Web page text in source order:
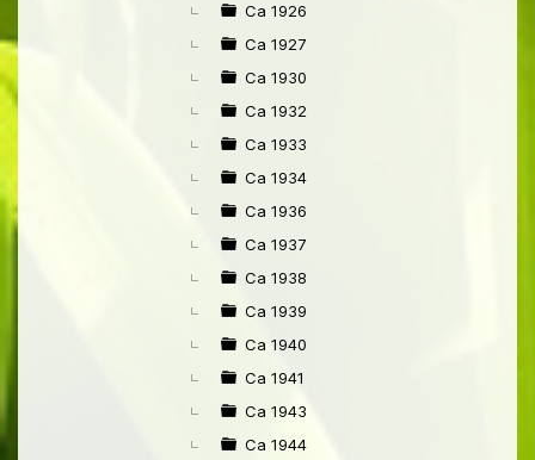
Ca 1926
Ca 1927
Ca 1930
Ca 1932
Ca 1933
Ca 1934
Ca 1936
Ca 1937
Ca 1938
Ca 1939
Ca 1940
Ca 1941
Ca 1943
Ca 1944